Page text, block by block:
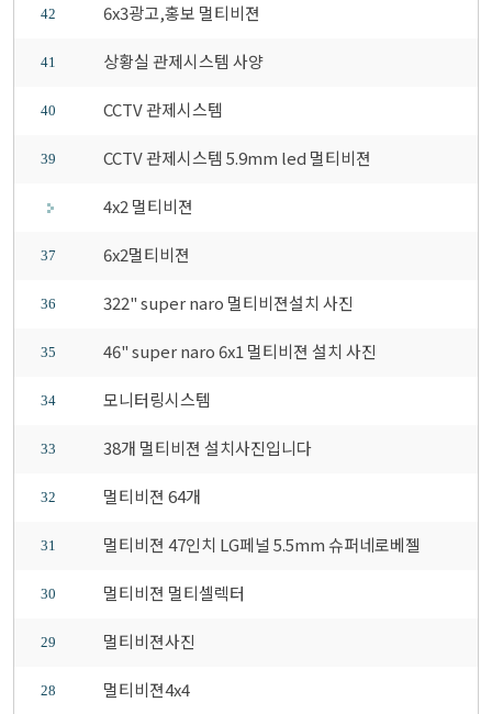
42 6x3광고,홍보 멀티비젼
41 상황실 관제시스템 사양
40 CCTV 관제시스템
39 CCTV 관제시스템 5.9mm led 멀티비젼
4x2 멀티비젼
37 6x2멀티비젼
36 322" super naro 멀티비젼설치 사진
35 46" super naro 6x1 멀티비젼 설치 사진
34 모니터링시스템
33 38개 멀티비젼 설치사진입니다
32 멀티비젼 64개
31 멀티비젼 47인치 LG페널 5.5mm 슈퍼네로베젤
30 멀티비젼 멀티셀렉터
29 멀티비젼사진
28 멀티비젼4x4